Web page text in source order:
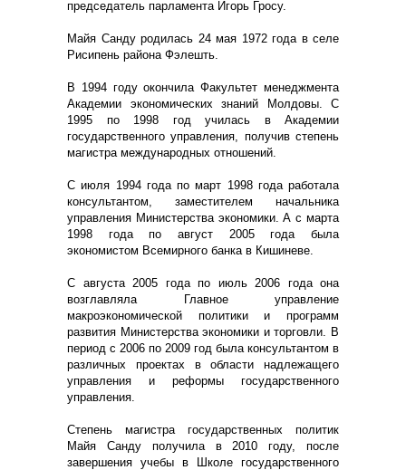
председатель парламента Игорь Гросу.
Майя Санду родилась 24 мая 1972 года в селе
Рисипень района Фэлешть.
В 1994 году окончила Факультет менеджмента
Академии экономических знаний Молдовы. С
1995 по 1998 год училась в Академии
государственного управления, получив степень
магистра международных отношений.
С июля 1994 года по март 1998 года работала
консультантом, заместителем начальника
управления Министерства экономики. А с марта
1998 года по август 2005 года была
экономистом Всемирного банка в Кишиневе.
С августа 2005 года по июль 2006 года она
возглавляла Главное управление
макроэкономической политики и программ
развития Министерства экономики и торговли. В
период с 2006 по 2009 год была консультантом в
различных проектах в области надлежащего
управления и реформы государственного
управления.
Степень магистра государственных политик
Майя Санду получила в 2010 году, после
завершения учебы в Школе государственного